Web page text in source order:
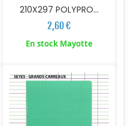
210X297 POLYPRO...
2,60 €
En stock Mayotte